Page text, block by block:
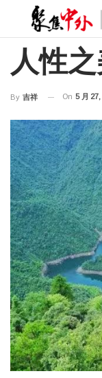
人性
By 吉祥 On 5 月 27,